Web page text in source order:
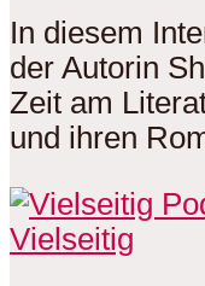
In diesem
der Autorin
Zeit am
und ihren
Vielseitig